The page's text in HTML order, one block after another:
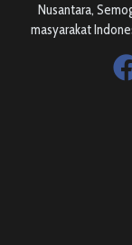
Nusantara,
masyarakat